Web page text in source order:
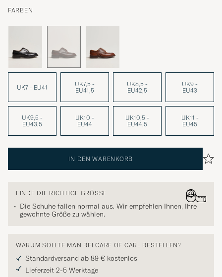
FARBEN
UK7 - EU41
UK7,5 -
EU41,5
UK8,5 -
EU42,5
UK9 -
EU43
UK9,5 -
EU43,5
UK10 -
EU44
UK10,5 -
EU44,5
UK11 -
EU45
IN DEN WARENKORB
FINDE DIE RICHTIGE GRÖSSE
Die Schuhe fallen normal aus. Wir empfehlen Ihnen, Ihre
gewohnte Größe zu wählen.
WARUM SOLLTE MAN BEI CARE OF CARL BESTELLEN?
Standardversand ab 89 € kostenlos
Lieferzeit 2-5 Werktage